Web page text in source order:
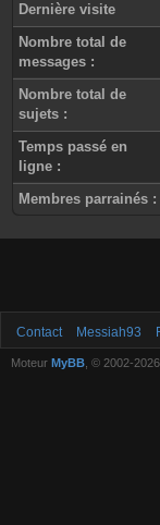
Dernière visite
Nombre total de
messages :
Nombre total de
sujets :
Temps passé en
ligne :
Membres parrainés :
Contact Messiah93
Moteur MyBB , © 2002-2026